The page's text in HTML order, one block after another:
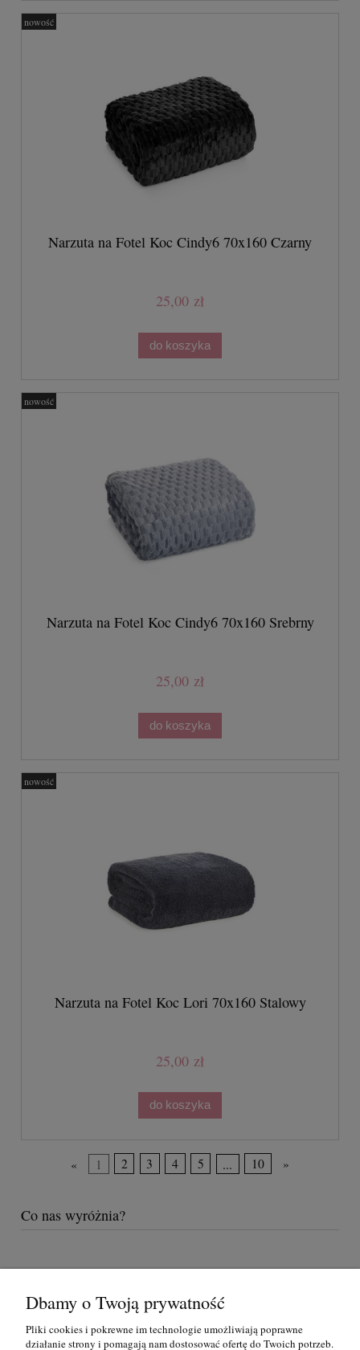
Narzuta na Fotel Koc Cindy6 70x160 Czarny
25,00 zł
do koszyka
nowość
Narzuta na Fotel Koc Cindy6 70x160 Srebrny
25,00 zł
do koszyka
nowość
Narzuta na Fotel Koc Lori 70x160 Stalowy
25,00 zł
do koszyka
nowość
« 1 2 3 4 5 ... 10 »
Co nas wyróżnia?
Pomoc
Moje konto
Dbamy o Twoją prywatność
Pliki cookies i pokrewne im technologie umożliwiają poprawne
działanie strony i pomagają nam dostosować ofertę do Twoich potrzeb.